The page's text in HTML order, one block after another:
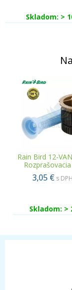
Skladom: >
Rain Bird 12-
3,05 € s
Skladom: >